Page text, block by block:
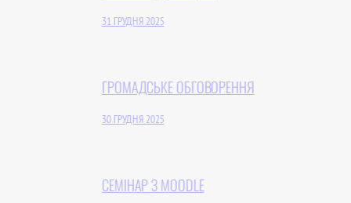
31 ГРУДНЯ 2025
ГРОМАДСЬКЕ ОБГОВОРЕННЯ
30 ГРУДНЯ 2025
СЕМІНАР З MOODLE